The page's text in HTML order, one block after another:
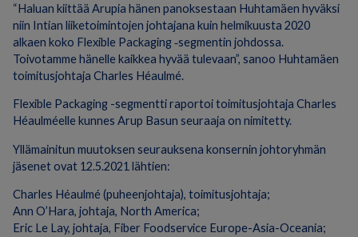
“Haluan kiittää Arupia hänen panoksestaan Huhtamäen hyväksi
niin Intian liiketoimintojen johtajana kuin helmikuusta 2020
alkaen koko Flexible Packaging ‑segmentin johdossa.
Toivotamme hänelle kaikkea hyvää tulevaan”, sanoo Huhtamäen
toimitusjohtaja Charles Héaulmé.
Flexible Packaging -segmentti raportoi toimitusjohtaja Charles
Héaulméelle kunnes Arup Basun seuraaja on nimitetty.
Yllämainitun muutoksen seurauksena konsernin johtoryhmän
jäsenet ovat 12.5.2021 lähtien:
Charles Héaulmé (puheenjohtaja), toimitusjohtaja;
Ann O’Hara, johtaja, North America;
Eric Le Lay, johtaja, Fiber Foodservice Europe-Asia-Oceania;